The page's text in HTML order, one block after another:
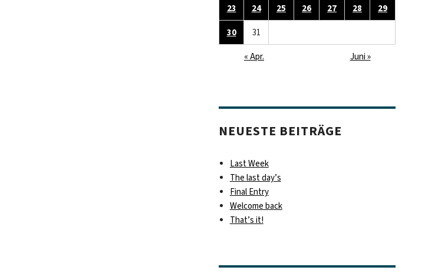
23 24 25 26 27 28 29
30 31
« Apr. Juni »
NEUESTE BEITRÄGE
Last Week
The last day’s
Final Entry
Welcome back
That’s it!